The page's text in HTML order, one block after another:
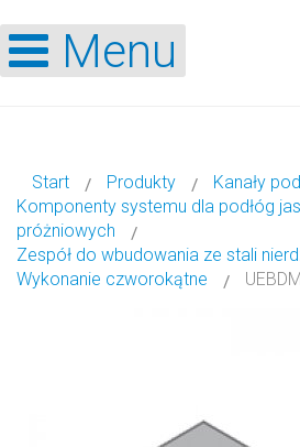
Menu
Start Produkty
Kanały
Komponenty systemu dla podłóg
próżniowych
Zespół do wbudowania ze stali
Wykonanie czworokątne